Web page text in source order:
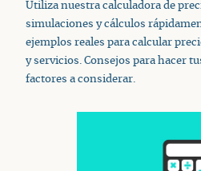
Utiliza nuestra calculadora de
simulaciones y cálculos
ejemplos reales para calcular
y servicios. Consejos para hacer
factores a considerar.